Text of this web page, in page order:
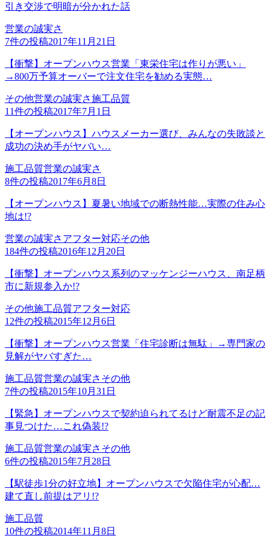
引き交渉で明暗が分かれた話
営業の誠実さ
7件の投稿2017年11月21日
【衝撃】オープンハウス営業「東栄住宅は作りが悪い」
→800万予算オーバーで注文住宅を勧める実態…
その他営業の誠実さ施工品質
11件の投稿2017年7月1日
【オープンハウス】ハウスメーカー選び、みんなの失敗談と
成功の決め手がヤバい…
施工品質営業の誠実さ
8件の投稿2017年6月8日
【オープンハウス】夏暑い地域での断熱性能…実際の住み心
地は!?
営業の誠実さ アフター対応その他
184件の投稿2016年12月20日
【衝撃】オープンハウス系列のマッケンジーハウス、南足柄
市に新規参入か!?
その他施工品質アフター対応
12件の投稿2015年12月6日
【衝撃】オープンハウス営業「住宅診断は無駄」→専門家の
見解がヤバすぎた…
施工品質営業の誠実さ その他
7件の投稿2015年10月31日
【緊急】オープンハウスで契約迫られてるけど耐震不足の記
事見つけた…これ偽装!?
施工品質営業の誠実さ その他
6件の投稿2015年7月28日
【駅徒歩1分の好立地】オープンハウスで欠陥住宅が心配…
建て直し前提はアリ!?
施工品質
10件の投稿2014年11月8日